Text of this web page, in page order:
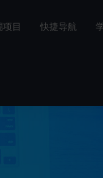
项目 快捷导航